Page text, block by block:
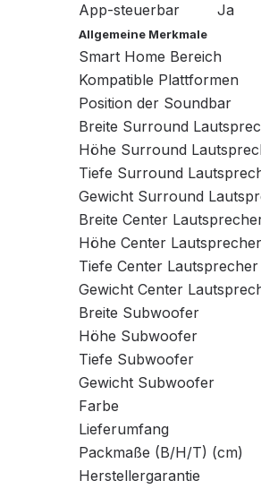
App-steuerbar
Ja
Allgemeine Merkmale
Smart Home Bereich
Kompatible Plattformen
Position der Soundbar
Breite Surround
Höhe Surround
Tiefe Surround
Gewicht Surround
Breite Center
Höhe Center Lautsprecher
Tiefe Center Lautsprecher
Gewicht Center
Breite Subwoofer
Höhe Subwoofer
Tiefe Subwoofer
Gewicht Subwoofer
Farbe
Lieferumfang
Packmaße (B/H/T) (cm)
Herstellergarantie